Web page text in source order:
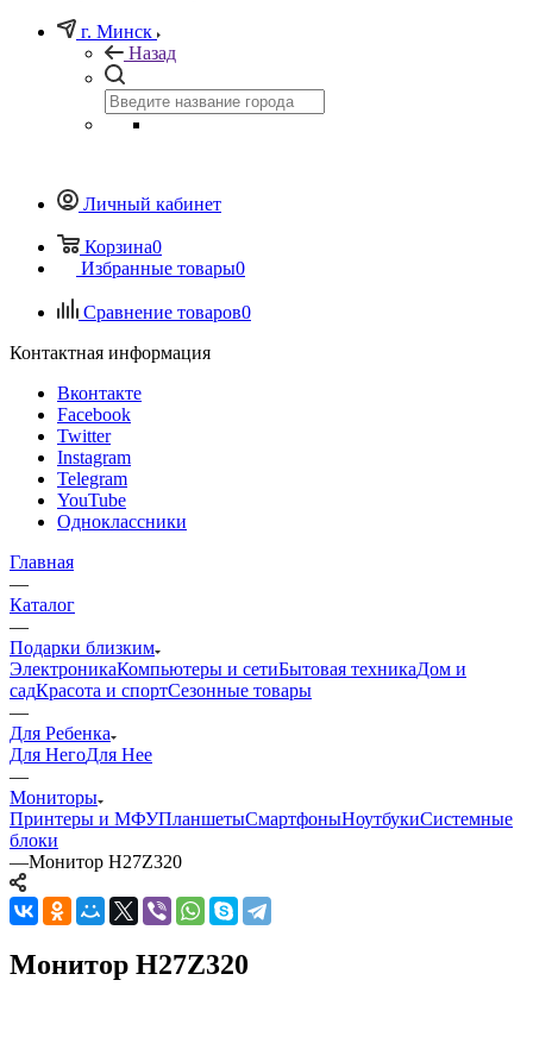
г. Минск
Назад
Личный кабинет
Корзина0
Избранные товары0
Сравнение товаров0
Контактная информация
Вконтакте
Facebook
Twitter
Instagram
Telegram
YouTube
Одноклассники
Главная
—
Каталог
—
Подарки близким
ЭлектроникаКомпьютеры и сетиБытовая техникаДом и
садКрасота и спортСезонные товары
—
Для Ребенка
Для НегоДля Нее
—
Мониторы
Принтеры и МФУПланшетыСмартфоныНоутбукиСистемные
блоки
—Монитор H27Z320
Монитор H27Z320